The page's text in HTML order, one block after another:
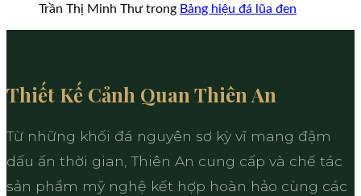
Trần Thị Minh Thưtrong Bảng hiệu đá lũa đen
Thiết Kế Cảnh Quan Thiên An
Từ những khối đá nguyên sơ kỳ vĩ mang đậm
dấu ấn thời gian, Thiên An cung cấp và chế tác
sản phẩm mỹ nghệ kết hợp hoàn hảo cùng các